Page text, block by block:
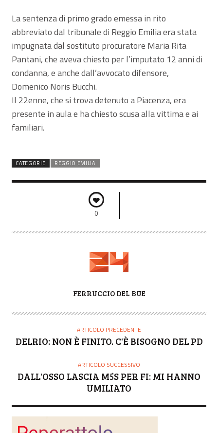
La sentenza di primo grado emessa in rito
abbreviato dal tribunale di Reggio Emilia era stata
impugnata dal sostituto procuratore Maria Rita
Pantani, che aveva chiesto per l’imputato 12 anni di
condanna, e anche dall’avvocato difensore,
Domenico Noris Bucchi.
Il 22enne, che si trova detenuto a Piacenza, era
presente in aula e ha chiesto scusa alla vittima e ai
familiari.
CATEGORIE REGGIO EMILIA
0
T
R
FERRUCCIO DEL BUE
ARTICOLO PRECEDENTE
DELRIO: NON È FINITO. C'È BISOGNO DEL PD
ARTICOLO SUCCESSIVO
DALL'OSSO LASCIA M5S PER FI: MI HANNO
UMILIATO